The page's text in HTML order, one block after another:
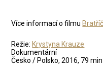
Více informací o filmu
Režie: Krystyna Krauze
Dokumentární
Česko / Polsko, 2016, 79 min